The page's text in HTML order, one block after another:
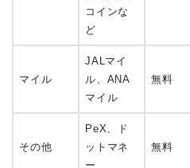
コインな
ど
マイル
JALマイ
ル、ANA
マイル
無料
その他
PeX、ド
ットマネ
ー
無料